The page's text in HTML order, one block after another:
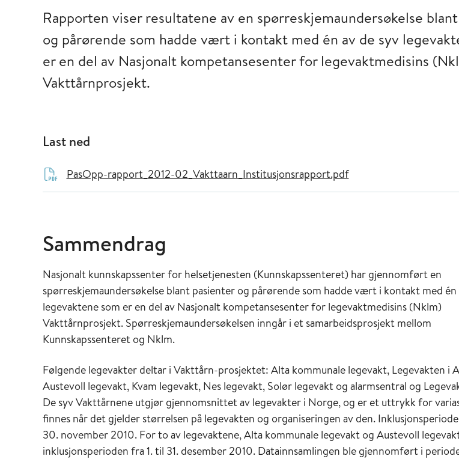
Rapporten viser resultatene av en spørreskjemaundersøkelse
og pårørende som hadde vært i kontakt med én av de syv
er en del av Nasjonalt kompetansesenter for legevaktmedisins
Vakttårnprosjekt.
Last ned
PasOpp-rapport_2012-02_Vakttaarn_Institusjonsrapport.pdf
Sammendrag
Nasjonalt kunnskapssenter for helsetjenesten (Kunnskapssenteret) har gjennomført en
spørreskjemaundersøkelse blant pasienter og pårørende som hadde vært i kontakt med én
legevaktene som er en del av Nasjonalt kompetansesenter for legevaktmedisins (Nklm)
Vakttårnprosjekt. Spørreskjemaundersøkelsen inngår i et samarbeidsprosjekt mellom
Kunnskapssenteret og Nklm.
Følgende legevakter deltar i Vakttårn-prosjektet: Alta kommunale legevakt, Legevakten i
Austevoll legevakt, Kvam legevakt, Nes legevakt, Solør legevakt og alarmsentral og
De syv Vakttårnene utgjør gjennomsnittet av legevakter i Norge, og er et uttrykk for
finnes når det gjelder størrelsen på legevakten og organiseringen av den.
30. november 2010. For to av legevaktene, Alta kommunale legevakt og Austevoll
inklusjonsperioden fra 1. til 31. desember 2010. Datainnsamlingen ble gjennomført i